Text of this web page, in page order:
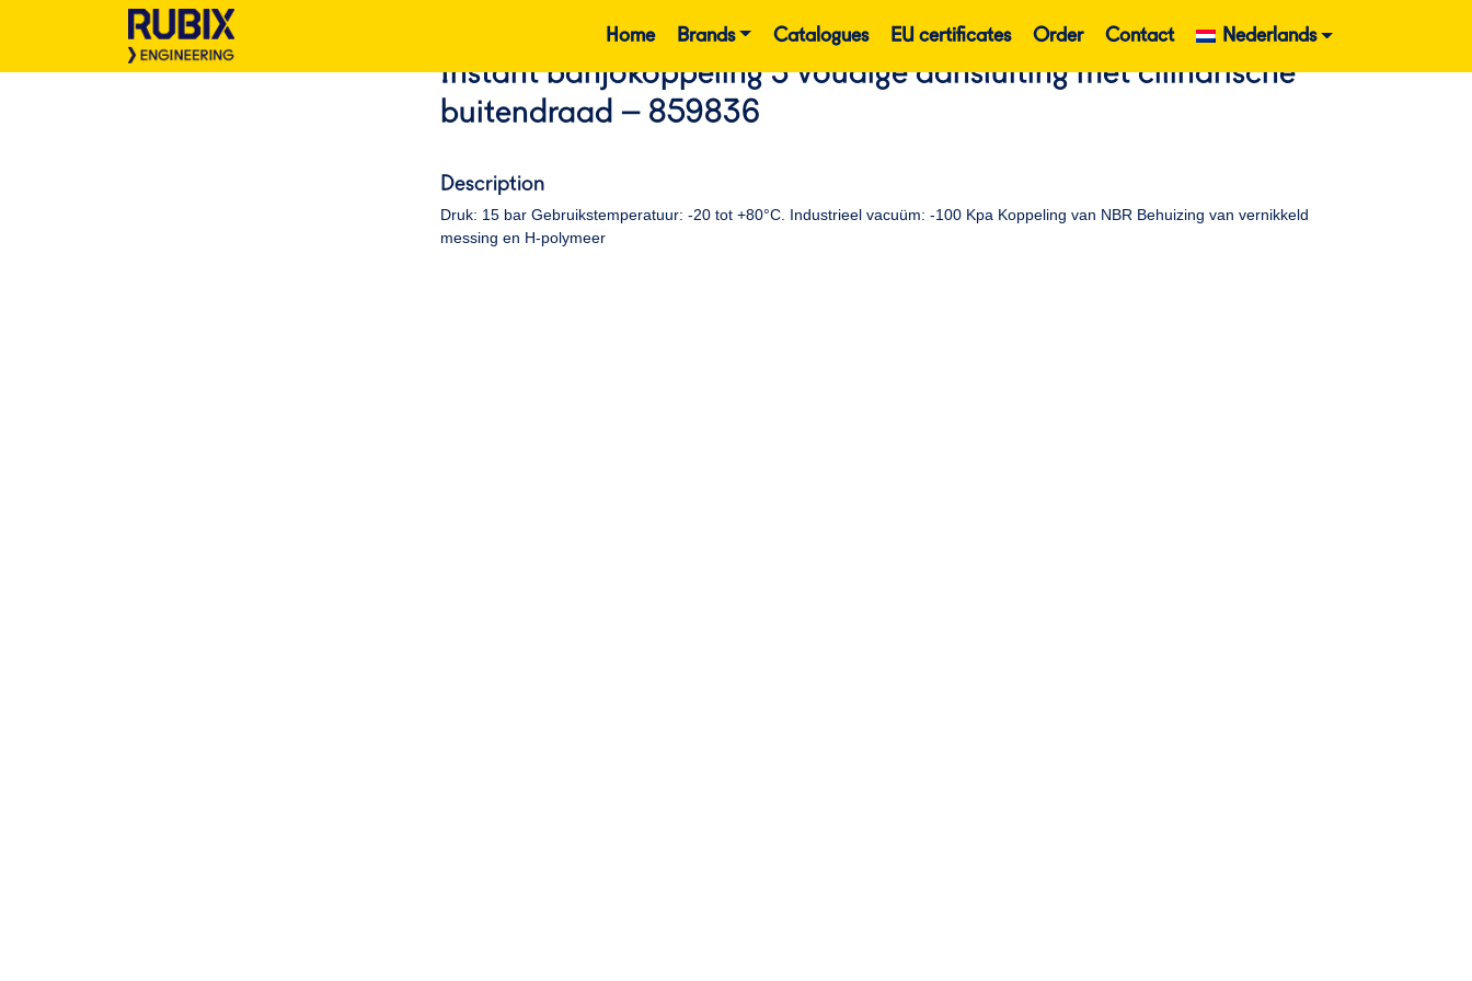
Home Brands Catalogues EU certificates Order Contact Nederlands
Instant banjokoppeling 3 voudige aansluiting met cilindrische
buitendraad – 859836
Description
Druk: 15 bar Gebruikstemperatuur: -20 tot +80°C. Industrieel vacuüm: -100 Kpa Koppeling van NBR Behuizing van vernikkeld
messing en H-polymeer